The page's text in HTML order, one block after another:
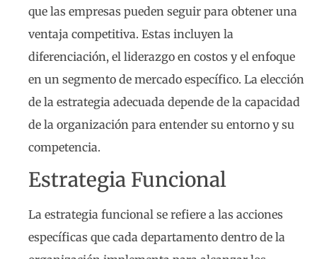
que las empresas pueden seguir para obtener una
ventaja competitiva. Estas incluyen la
diferenciación, el liderazgo en costos y el enfoque
en un segmento de mercado específico. La elección
de la estrategia adecuada depende de la capacidad
de la organización para entender su entorno y su
competencia.
Estrategia Funcional
La estrategia funcional se refiere a las acciones
específicas que cada departamento dentro de la